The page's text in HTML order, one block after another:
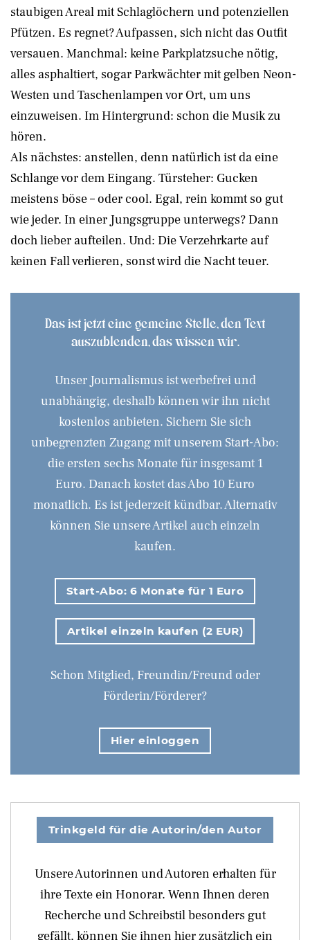
staubigen Areal mit Schlaglöchern und potenziellen
Pfützen. Es regnet? Aufpassen, sich nicht das Outfit
versauen. Manchmal: keine Parkplatzsuche nötig,
alles asphaltiert, sogar Parkwächter mit gelben Neon-
Westen und Taschenlampen vor Ort, um uns
einzuweisen. Im Hintergrund: schon die Musik zu
hören.
Als nächstes: anstellen, denn natürlich ist da eine
Schlange vor dem Eingang. Türsteher: Gucken
meistens böse – oder cool. Egal, rein kommt so gut
wie jeder. In einer Jungsgruppe unterwegs? Dann
doch lieber aufteilen. Und: Die Verzehrkarte auf
keinen Fall verlieren, sonst wird die Nacht teuer.
Das ist jetzt eine gemeine Stelle, den Text
auszublenden, das wissen wir.
Unser Journalismus ist werbefrei und
unabhängig, deshalb können wir ihn nicht
kostenlos anbieten. Sichern Sie sich
unbegrenzten Zugang mit unserem Start-Abo:
die ersten sechs Monate für insgesamt 1
Euro. Danach kostet das Abo 10 Euro
monatlich. Es ist jederzeit kündbar. Alternativ
können Sie unsere Artikel auch einzeln
kaufen.
Start-Abo: 6 Monate für 1 Euro
Artikel einzeln kaufen (2 EUR)
Schon Mitglied, Freundin/Freund oder
Förderin/Förderer?
Hier einloggen
Trinkgeld für die Autorin/den Autor
Unsere Autorinnen und Autoren erhalten für
ihre Texte ein Honorar. Wenn Ihnen deren
Recherche und Schreibstil besonders gut
gefällt, können Sie ihnen hier zusätzlich ein